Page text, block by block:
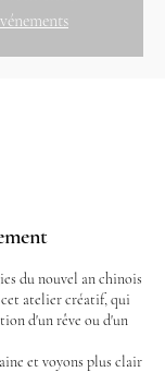
du nouvel an chinois
atelier créatif, qui
d'un rêve ou d'un
et voyons plus clair